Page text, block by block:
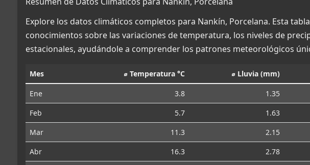
Explore los datos climáticos completos para Nankín, Porcelana. Esta
conocimientos sobre las variaciones de temperatura, los niveles de
estacionales, ayudándole a comprender los patrones meteorológicos
Mes ⌀ Temperatura °C ⌀ Lluvia (mm)
Ene 3.8 1.35
Feb
5.7 1.63
Mar
11.3 2.15
Abr
16.3 2.78